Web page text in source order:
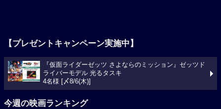
【プレゼントキャンペーン実施中】
『仮面ライダーゼッツ さよならのミッション』ゼッツド
ライバーモデル 光るタスキ
4名様 [〆8/6(木)]
今週の映画ランキング